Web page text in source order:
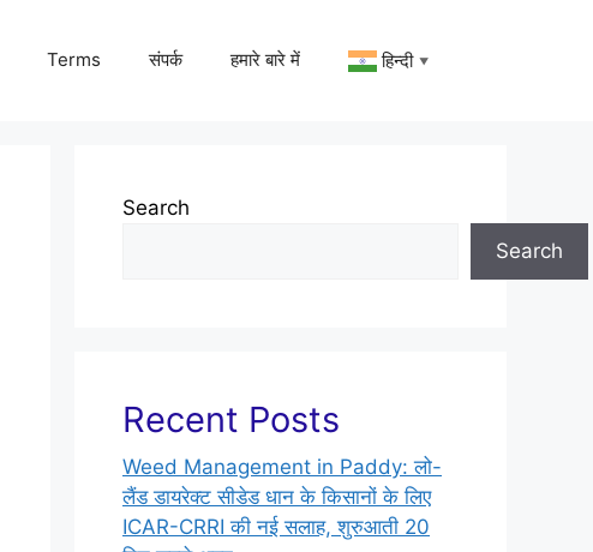
Terms संपर्क हमारे बारे में हिन्दी ▼
Search
Search
Recent Posts
Weed Management in Paddy: लो-
लैंड डायरेक्ट सीडेड धान के किसानों के लिए
ICAR-CRRI की नई सलाह, शुरुआती 20